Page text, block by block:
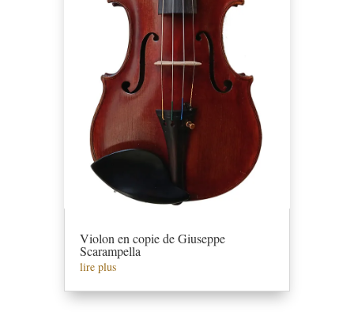
Violon en copie de Giuseppe
Scarampella
lire plus